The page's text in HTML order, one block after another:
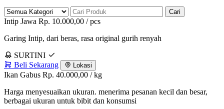
Cari
Intip Jawa Rp. 10.000,00 / pcs
Garing Intip, dari beras, rasa original gurih renyah
SURTINI
Beli Sekarang
Lokasi
Ikan Gabus Rp. 40.000,00 / kg
Harga menyesuaikan ukuran. menerima pesanan kecil dan besar,
berbagai ukuran untuk bibit dan konsumsi